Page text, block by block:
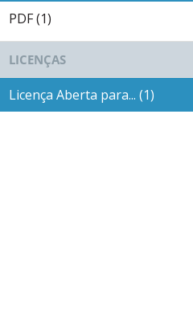
PDF (1)
LICENÇAS
Licença Aberta para... (1)